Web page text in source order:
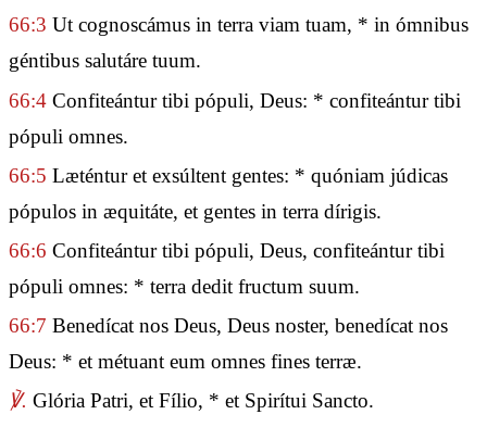
66:3 Ut cognoscámus in terra viam tuam, * in ómnibus
géntibus salutáre tuum.
66:4 Confiteántur tibi pópuli, Deus: * confiteántur tibi
pópuli omnes.
66:5 Læténtur et exsúltent gentes: * quóniam júdicas
pópulos in æquitáte, et gentes in terra dírigis.
66:6 Confiteántur tibi pópuli, Deus, confiteántur tibi
pópuli omnes: * terra dedit fructum suum.
66:7 Benedícat nos Deus, Deus noster, benedícat nos
Deus: * et métuant eum omnes fines terræ.
℣. Glória Patri, et Fílio, * et Spirítui Sancto.